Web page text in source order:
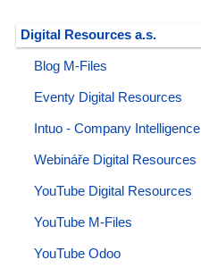
Digital Resources a.s.
Blog M-Files
Eventy Digital Resources
Intuo - Company Intelligence
Webináře Digital Resources
YouTube Digital Resources
YouTube M-Files
YouTube Odoo